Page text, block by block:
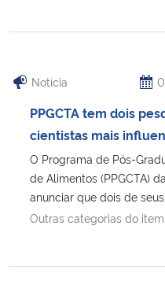
Notícia
PPGCTA tem dois
cientistas mais
O Programa de Pós-
de Alimentos (PPGCTA)
anunciar que dois de seus
Outras categorias do item: